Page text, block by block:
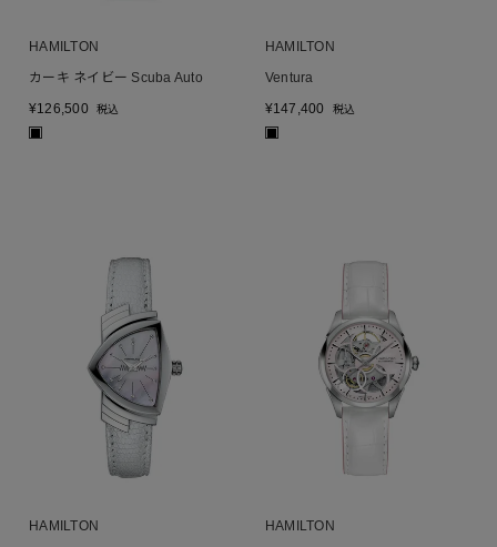
HAMILTON
カーキ ネイビー Scuba Auto
¥126,500 税込
■
HAMILTON
Ventura
¥147,400 税込
■
HAMILTON
HAMILTON